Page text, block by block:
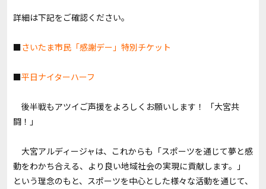
詳細は下記をご確認ください。
■さいたま市民「感謝デー」特別チケット
■平日ナイターハーフ
後半戦もアツイご声援をよろしくお願いします！ 「大宮共
闘！」
大宮アルディージャは、これからも「スポーツを通じて夢と感
動をわかち合える、より良い地域社会の実現に貢献します。」
という理念のもと、スポーツを中心とした様々な活動を通じて、